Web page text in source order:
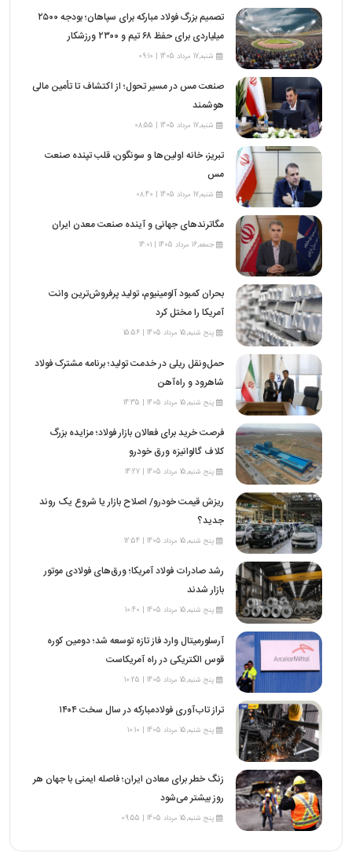
تصمیم بزرگ فولاد مبارکه برای سپاهان؛ بودجه ۲۵۰۰
میلیاردی برای حفظ ۶۸ تیم و ۲۳۰۰ ورزشکار
شنبه,17 مرداد 1405 | 09:10
صنعت مس در مسیر تحول؛ از اکتشاف تا تأمین مالی
هوشمند
شنبه,17 مرداد 1405 | 08:55
تبریز، خانه اولین‌ها و سونگون، قلب تپنده صنعت
مس
شنبه,17 مرداد 1405 | 08:40
مگاترندهای جهانی و آینده صنعت معدن ایران
جمعه,16 مرداد 1405 | 14:01
بحران کمبود آلومینیوم، تولید پرفروش‌ترین وانت
آمریکا را مختل کرد
پنج شنبه,15 مرداد 1405 | 15:56
حمل‌ونقل ریلی در خدمت تولید؛ برنامه مشترک فولاد
شاهرود و راه‌آهن
پنج شنبه,15 مرداد 1405 | 14:35
فرصت خرید برای فعالان بازار فولاد؛ مزایده بزرگ
کلاف گالوانیزه ورق خودرو
پنج شنبه,15 مرداد 1405 | 14:27
ریزش قیمت خودرو/ اصلاح بازار یا شروع یک روند
جدید؟
پنج شنبه,15 مرداد 1405 | 12:54
رشد صادرات فولاد آمریکا؛ ورق‌های فولادی موتور
بازار شدند
پنج شنبه,15 مرداد 1405 | 10:40
آرسلورمیتال وارد فاز تازه توسعه شد؛ دومین کوره
قوس الکتریکی در راه آمریکاست
پنج شنبه,15 مرداد 1405 | 10:25
تراز تاب‌آوری فولادمبارکه در سال سخت ۱۴۰۴
پنج شنبه,15 مرداد 1405 | 10:10
زنگ خطر برای معادن ایران؛ فاصله ایمنی با جهان هر
روز بیشتر می‌شود
پنج شنبه,15 مرداد 1405 | 09:55